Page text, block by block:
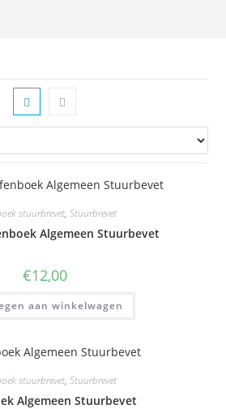
stuurbrevet, Stuurbrevet
Algemeen Stuurbevet
€12,00
aan winkelwagen
stuurbrevet, Stuurbrevet
Algemeen Stuurbevet